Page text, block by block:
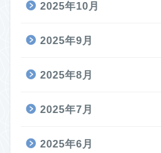
2025年10月
2025年9月
2025年8月
2025年7月
2025年6月